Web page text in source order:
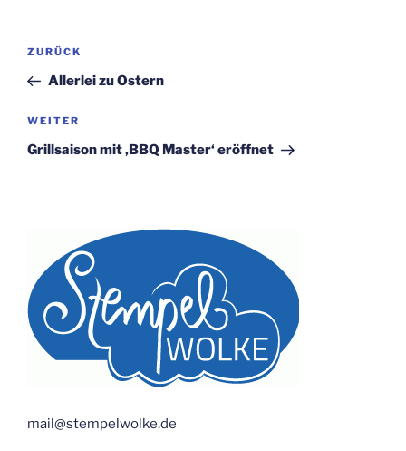
Beitragsnavigation
Vorheriger
Beitrag
ZURÜCK
Allerlei zu Ostern
Nächster
Beitrag
WEITER
Grillsaison mit ‚BBQ Master‘ eröffnet
mail@stempelwolke.de